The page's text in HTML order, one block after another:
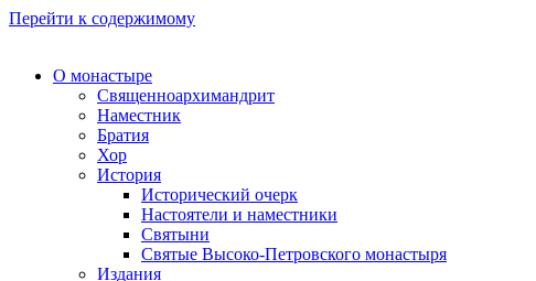
Перейти к содержимому
О монастыре
Священноархимандрит
Наместник
Братия
Хор
История
Исторический очерк
Настоятели и наместники
Святыни
Святые Высоко-Петровского монастыря
Издания